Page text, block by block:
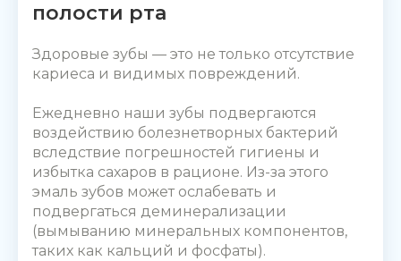
полости рта
Здоровые зубы — это не только отсутствие
кариеса и видимых повреждений.
Ежедневно наши зубы подвергаются
воздействию болезнетворных бактерий
вследствие погрешностей гигиены и
избытка сахаров в рационе. Из-за этого
эмаль зубов может ослабевать и
подвергаться деминерализации
(вымыванию минеральных компонентов,
таких как кальций и фосфаты).